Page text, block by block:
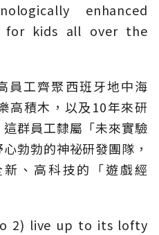
enhanced
for kids all over the
員工齊聚西班牙地中海
高積木，以及10年來研
群員工隸屬「未來實驗
勃勃的神祕研發團隊，
、高科技的「遊戲經
2) live up to its lofty